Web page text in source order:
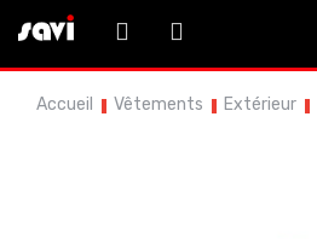
Accueil Vêtements Extérieur